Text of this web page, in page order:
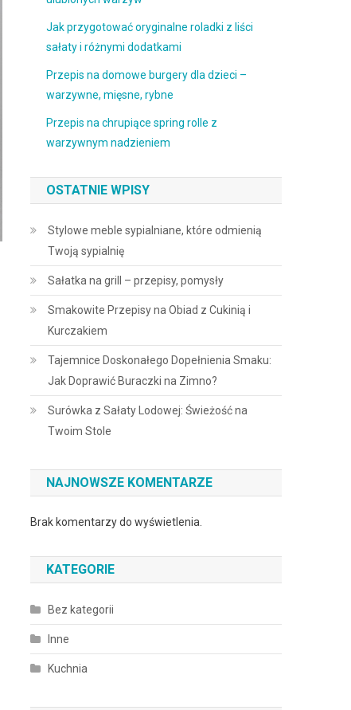
Jak przygotować oryginalne roladki z liści
sałaty i różnymi dodatkami
Przepis na domowe burgery dla dzieci –
warzywne, mięsne, rybne
Przepis na chrupiące spring rolle z
warzywnym nadzieniem
OSTATNIE WPISY
Stylowe meble sypialniane, które odmienią
Twoją sypialnię
Sałatka na grill – przepisy, pomysły
Smakowite Przepisy na Obiad z Cukinią i
Kurczakiem
Tajemnice Doskonałego Dopełnienia Smaku:
Jak Doprawić Buraczki na Zimno?
Surówka z Sałaty Lodowej: Świeżość na
Twoim Stole
NAJNOWSZE KOMENTARZE
Brak komentarzy do wyświetlenia.
KATEGORIE
Bez kategorii
Inne
Kuchnia